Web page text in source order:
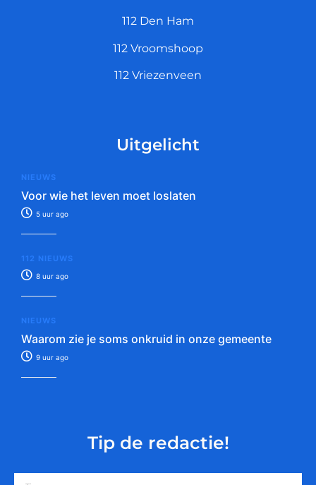
112 Den Ham
112 Vroomshoop
112 Vriezenveen
Uitgelicht
NIEUWS
Voor wie het leven moet loslaten
5 uur ago
112 NIEUWS
8 uur ago
NIEUWS
Waarom zie je soms onkruid in onze gemeente
9 uur ago
Tip de redactie!